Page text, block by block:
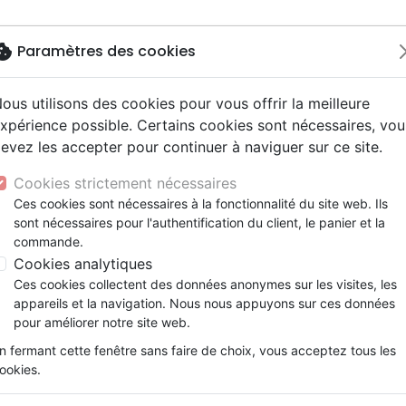
NouveautésBibles
courant
Français fondamental
Autres versions
Bibles d'étude
Bibles audio
Livres
société, politique
adoration, louange
santé
Famille, couple
Israël, Messianique
Evangelisation
Témoignages, biographies
Jeunesse
ans
jeunes
Enseignement jeunesse
Livres d'activités
CD Jeunesse
de fête
Jeunesse
Compilations
Recueils et partitions
vraies, témoignages
reportages
Concerts, spectacles
Enseignement, conférences
cadeaux
Accessoires de Bible
: Par page :
Paramètres des cookies
utilisons des cookies pour vous offrir la meilleure
possible. Certains cookies sont nécessaires,
les accepter pour continuer à naviguer sur ce site.
Cookies strictement nécessaires
Ces cookies sont nécessaires à la fonctionnalité du site web. Ils
sont nécessaires pour l'authentification du client, le panier et la
commande.
Cookies analytiques
Ces cookies collectent des données anonymes sur les visites, les
appareils et la navigation. Nous nous appuyons sur ces données
pour améliorer notre site web.
fermant cette fenêtre sans faire de choix, vous acceptez tous les